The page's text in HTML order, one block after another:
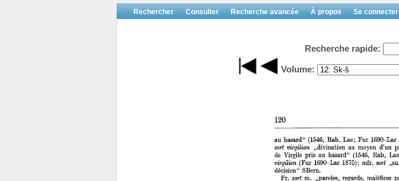
Rechercher Consulter Recherche avancée À propos Se connecter
Recherche rapide:
Volume: